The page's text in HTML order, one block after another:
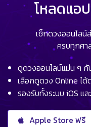
โหลดแอ
เช็กดวงออนไล
ครบทุกศ
ดูดวงออนไลน์แม่น ๆ
เลือกดูดวง Online ไ
รองรับทั้งระบบ iOS แ
Apple Store ฟรี